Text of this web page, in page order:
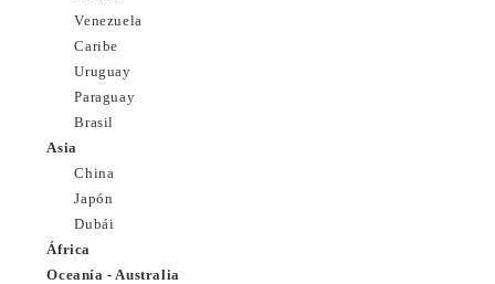
Venezuela
Caribe
Uruguay
Paraguay
Brasil
Asia
China
Japón
Dubái
África
Oceanía - Australia